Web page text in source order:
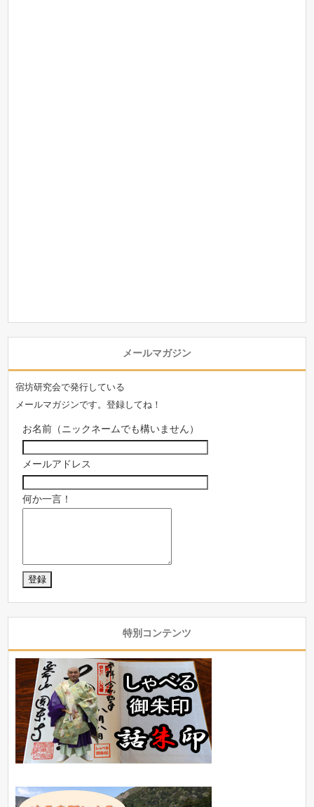
メールマガジン
宿坊研究会で発行している
メールマガジンです。登録してね！
お名前（ニックネームでも構いません）
メールアドレス
何か一言！
特別コンテンツ